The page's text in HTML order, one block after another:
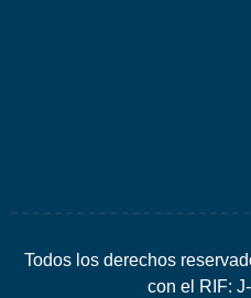
Todos los derechos
con el RIF: